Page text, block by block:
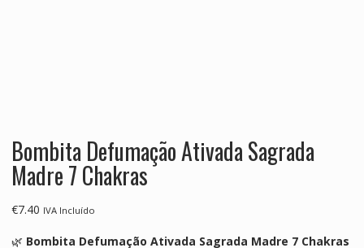
Bombita Defumação Ativada Sagrada
Madre 7 Chakras
€7.40 IVA Incluído
🌿 Bombita Defumação Ativada Sagrada Madre 7 Chakras